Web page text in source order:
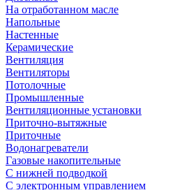
На отработанном масле
Напольные
Настенные
Керамические
Вентиляция
Вентиляторы
Потолочные
Промышленные
Вентиляционные установки
Приточно-вытяжные
Приточные
Водонагреватели
Газовые накопительные
С нижней подводкой
С электронным управлением